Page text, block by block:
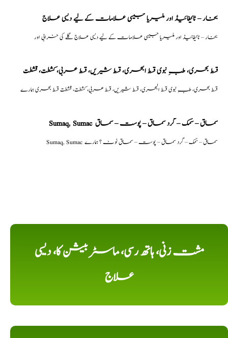
بخار – ٹائیفائیڈ اور ملیریا جیسی علامات کے لیے دیسی علاج
بخار – ٹائیفائیڈ اور ملیریا جیسی علامات کے لیے دیسی علاج گلے کی خرابی اور
قسط بحری، طبِ نبوی قسط البحری، قسط شیریں، قسط عربی، كشطت، قشطت
قسط بحری، طبِ نبوی قسط البحری، قسط شیریں، قسط عربی، كشطت، قشطت قسط بحری ہمارے
Sumaq, Sumac سماق – سُمک – گرد سماق – پوست – سماق
Sumaq, Sumac سماق – سُمک – گرد سماق – پوست – سماق نوٹ ؟ ہمارے
مشت زنی، ہاتھ رسی، ماسٹر بیشن کا، دیسی
علاج